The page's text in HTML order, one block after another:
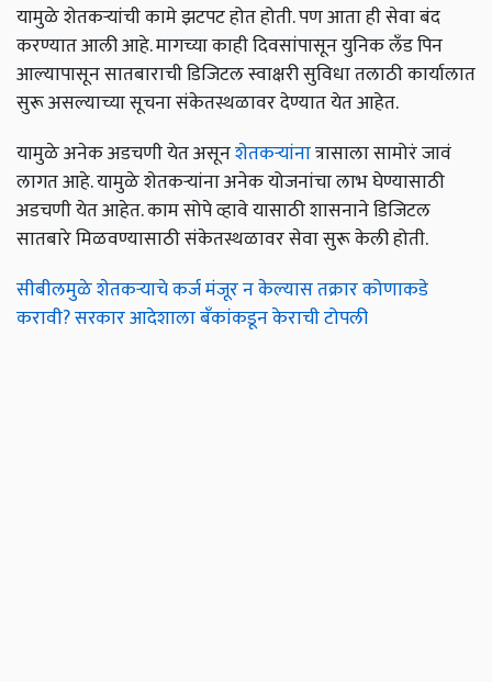
यामुळे शेतकऱ्यांची कामे झटपट होत होती. पण आता ही सेवा बंद
करण्यात आली आहे. मागच्या काही दिवसांपासून युनिक लँड पिन
आल्यापासून सातबाराची डिजिटल स्वाक्षरी सुविधा तलाठी कार्यालात
सुरू असल्याच्या सूचना संकेतस्थळावर देण्यात येत आहेत.
यामुळे अनेक अडचणी येत असूनशेतकऱ्यांनात्रासाला सामोरं जावं
लागत आहे. यामुळे शेतकऱ्यांना अनेक योजनांचा लाभ घेण्यासाठी
अडचणी येत आहेत. काम सोपे व्हावे यासाठी शासनाने डिजिटल
सातबारे मिळवण्यासाठी संकेतस्थळावर सेवा सुरू केली होती.
सीबीलमुळे शेतकऱ्याचे कर्ज मंजूर न केल्यास तक्रार कोणाकडे
करावी? सरकार आदेशाला बँकांकडून केराची टोपली